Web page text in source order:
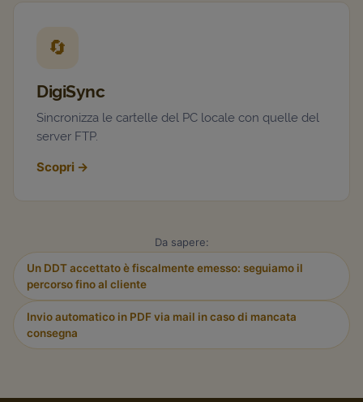
🔄
DigiSync
Sincronizza le cartelle del PC locale con quelle del
server FTP.
Scopri →
Da sapere:
Un DDT accettato è fiscalmente emesso: seguiamo il
percorso fino al cliente
Invio automatico in PDF via mail in caso di mancata
consegna